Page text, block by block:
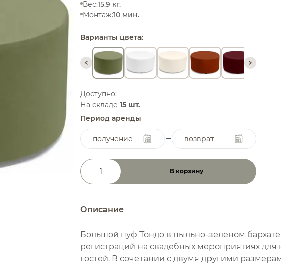
Вес:15.9 кг.
Монтаж:10 мин.
Варианты цвета:
Доступно:
На складе15 шт.
Период аренды
получение возврат
Количество товара
В корзину
Описание
Большой пуф Тондо в пыльно-зеленом
регистраций на свадебных мероприятиях для
гостей. В сочетании с двумя другими